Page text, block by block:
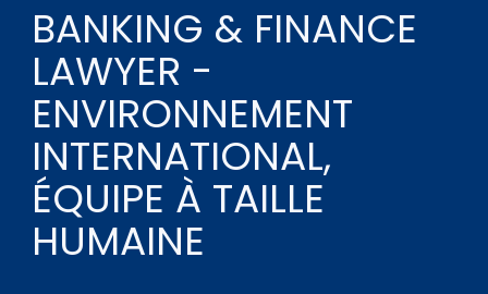
BANKING & FINANCE
LAWYER -
ENVIRONNEMENT
INTERNATIONAL,
ÉQUIPE À TAILLE
HUMAINE